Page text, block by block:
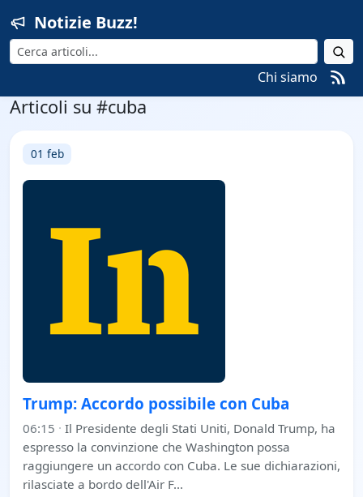
Notizie Buzz!
Cerca
Chi siamo
Articoli su #cuba
01 feb
Trump: Accordo possibile con Cuba
06:15 · Il Presidente degli Stati Uniti, Donald Trump, ha
espresso la convinzione che Washington possa
raggiungere un accordo con Cuba. Le sue dichiarazioni,
rilasciate a bordo dell'Air F…